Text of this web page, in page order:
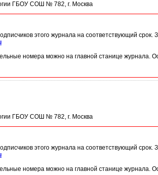
ГБОУ СОШ № 782, г. Москва
этого журнала на соответствующий
номера можно на главной станице
ГБОУ СОШ № 782, г. Москва
этого журнала на соответствующий
номера можно на главной станице